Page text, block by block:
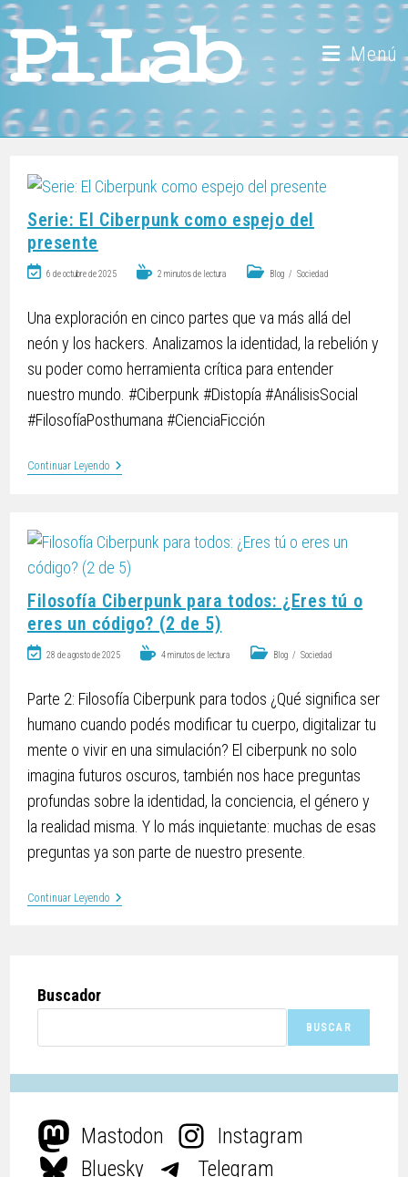
Menú
Serie: El Ciberpunk como espejo del
presente
6 de octubre de 2025 2 minutos de lectura Blog / Sociedad
Una exploración en cinco partes que va más allá del
neón y los hackers. Analizamos la identidad, la rebelión y
su poder como herramienta crítica para entender
nuestro mundo. #Ciberpunk #Distopía #AnálisisSocial
#FilosofíaPosthumana #CienciaFicción
Continuar Leyendo
Filosofía Ciberpunk para todos: ¿Eres tú o
eres un código? (2 de 5)
28 de agosto de 2025 4 minutos de lectura Blog / Sociedad
Parte 2: Filosofía Ciberpunk para todos ¿Qué significa ser
humano cuando podés modificar tu cuerpo, digitalizar tu
mente o vivir en una simulación? El ciberpunk no solo
imagina futuros oscuros, también nos hace preguntas
profundas sobre la identidad, la conciencia, el género y
la realidad misma. Y lo más inquietante: muchas de esas
preguntas ya son parte de nuestro presente.
Continuar Leyendo
Buscador
BUSCAR
Mastodon
Instagram
Bluesky
Telegram